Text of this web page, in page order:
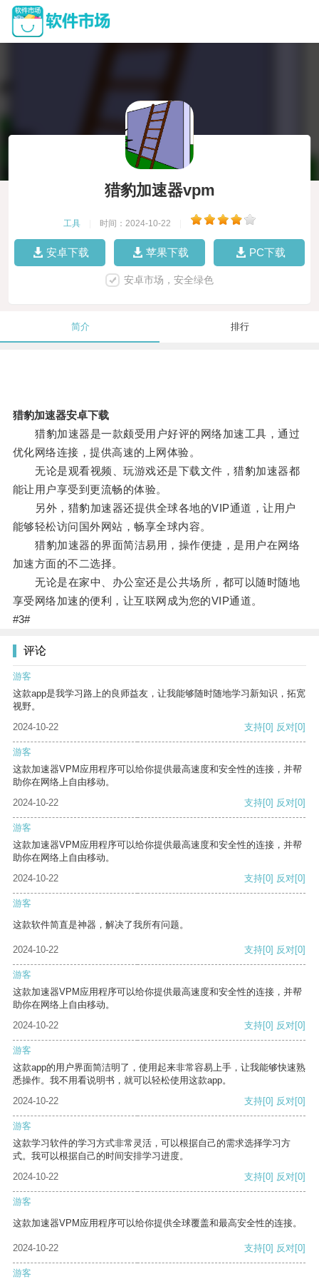
猎豹加速器vpm
工具 时间：2024-10-22
安卓下载 苹果下载 PC下载
安卓市场，安全绿色
简介 排行
猎豹加速器安卓下载
猎豹加速器是一款颇受用户好评的网络加速工具，通过
优化网络连接，提供高速的上网体验。
无论是观看视频、玩游戏还是下载文件，猎豹加速器都
能让用户享受到更流畅的体验。
另外，猎豹加速器还提供全球各地的VIP通道，让用户
能够轻松访问国外网站，畅享全球内容。
猎豹加速器的界面简洁易用，操作便捷，是用户在网络
加速方面的不二选择。
无论是在家中、办公室还是公共场所，都可以随时随地
享受网络加速的便利，让互联网成为您的VIP通道。
#3#
评论
游客
这款app是我学习路上的良师益友，让我能够随时随地学习新知识，拓宽
视野。
2024-10-22
支持[0] 反对[0]
游客
这款加速器VPM应用程序可以给你提供最高速度和安全性的连接，并帮
助你在网络上自由移动。
2024-10-22
支持[0] 反对[0]
游客
这款加速器VPM应用程序可以给你提供最高速度和安全性的连接，并帮
助你在网络上自由移动。
2024-10-22
支持[0] 反对[0]
游客
这款软件简直是神器，解决了我所有问题。
2024-10-22 支持[0] 反对[0]
游客
这款加速器VPM应用程序可以给你提供最高速度和安全性的连接，并帮
助你在网络上自由移动。
2024-10-22
支持[0] 反对[0]
游客
这款app的用户界面简洁明了，使用起来非常容易上手，让我能够快速熟
悉操作。我不用看说明书，就可以轻松使用这款app。
2024-10-22
支持[0] 反对[0]
游客
这款学习软件的学习方式非常灵活，可以根据自己的需求选择学习方
式。我可以根据自己的时间安排学习进度。
2024-10-22
支持[0] 反对[0]
游客
这款加速器VPM应用程序可以给你提供全球覆盖和最高安全性的连接。
2024-10-22 支持[0] 反对[0]
游客